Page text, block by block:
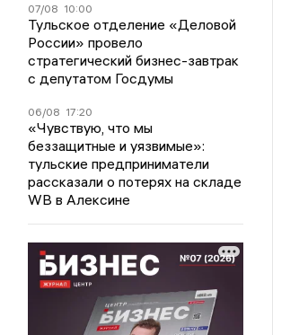
07/08 10:00
Тульское отделение «Деловой
России» провело
стратегический бизнес-завтрак
с депутатом Госдумы
06/08 17:20
«Чувствую, что мы
беззащитные и уязвимые»:
тульские предприниматели
рассказали о потерях на складе
WB в Алексине